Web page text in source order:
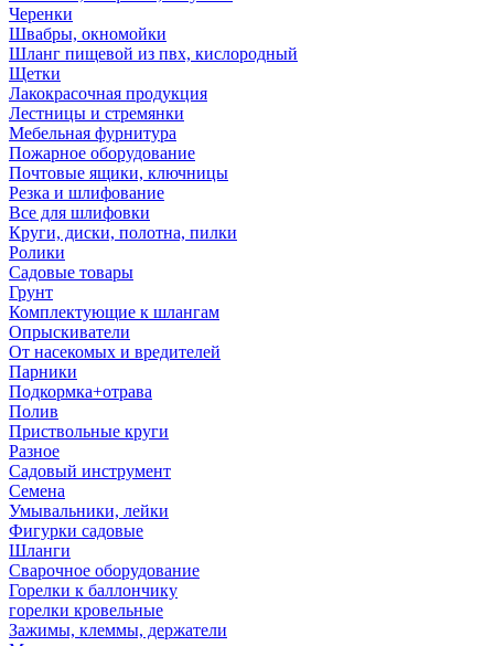
Черенки
Швабры, окномойки
Шланг пищевой из пвх, кислородный
Щетки
Лакокрасочная продукция
Лестницы и стремянки
Мебельная фурнитура
Пожарное оборудование
Почтовые ящики, ключницы
Резка и шлифование
Все для шлифовки
Круги, диски, полотна, пилки
Ролики
Садовые товары
Грунт
Комплектующие к шлангам
Опрыскиватели
От насекомых и вредителей
Парники
Подкормка+отрава
Полив
Приствольные круги
Разное
Садовый инструмент
Семена
Умывальники, лейки
Фигурки садовые
Шланги
Сварочное оборудование
Горелки к баллончику
горелки кровельные
Зажимы, клеммы, держатели